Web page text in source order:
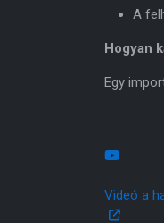
A
Hogyan
Egy
Videó a